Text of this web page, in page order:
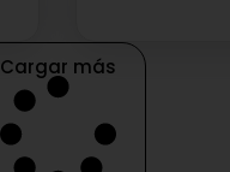
Cargar más